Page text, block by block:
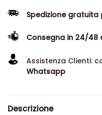
Spedizione gratuita
Consegna in 24/48
Assistenza Clienti:
Whatsapp
Descrizione